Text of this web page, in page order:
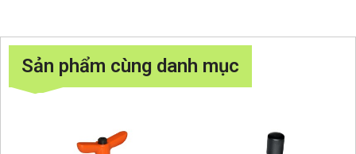
Sản phẩm cùng danh mục